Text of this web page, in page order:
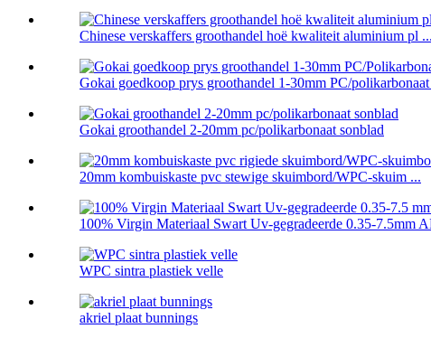
Chinese verskaffers groothandel hoë kwaliteit aluminium pl ...
Gokai goedkoop prys groothandel 1-30mm PC/polikarbonaat
Gokai groothandel 2-20mm pc/polikarbonaat sonblad
20mm kombuiskaste pvc stewige skuimbord/WPC-skuim ...
100% Virgin Materiaal Swart Uv-gegradeerde 0.35-7.5mm
WPC sintra plastiek velle
akriel plaat bunnings